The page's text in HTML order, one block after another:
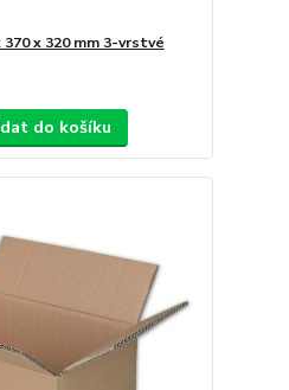
x 320 mm 3-vrstvé
do košíku